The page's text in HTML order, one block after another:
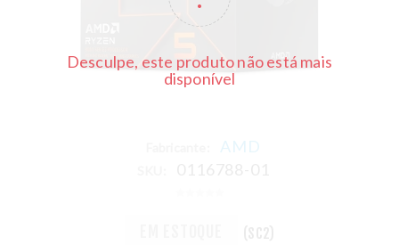
Desculpe, este produto não está mais
disponível
AMD